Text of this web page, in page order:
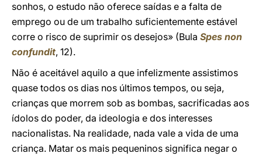
sonhos, o estudo não oferece saídas e a falta de
emprego ou de um trabalho suficientemente estável
corre o risco de suprimir os desejos» (Bula Spes non
confundit, 12).
Não é aceitável aquilo a que infelizmente assistimos
quase todos os dias nos últimos tempos, ou seja,
crianças que morrem sob as bombas, sacrificadas aos
ídolos do poder, da ideologia e dos interesses
nacionalistas. Na realidade, nada vale a vida de uma
criança. Matar os mais pequeninos significa negar o